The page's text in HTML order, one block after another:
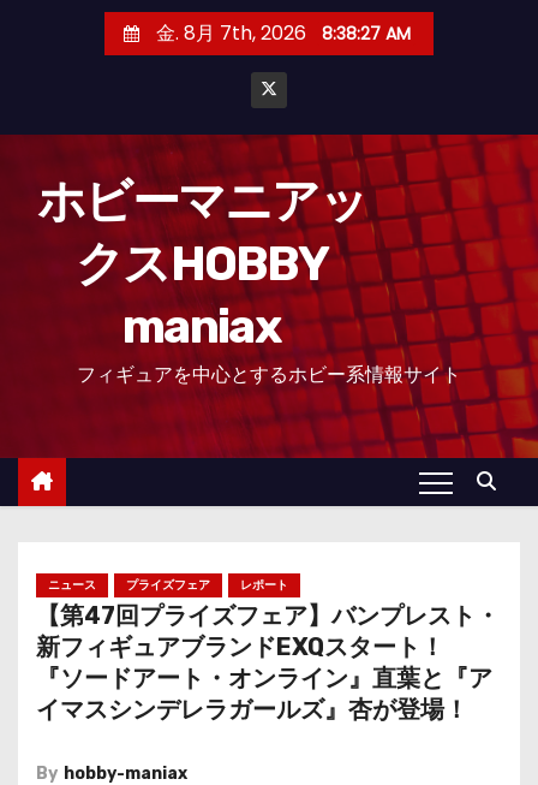
金. 8月 7th, 2026 8:38:28 AM
ホビーマニアッ
クスHOBBY
maniax
フィギュアを中心とするホビー系情報サイト
ニュース プライズフェア レポート
【第47回プライズフェア】バンプレスト・
新フィギュアブランドEXQスタート！
『ソードアート・オンライン』直葉と『ア
イマスシンデレラガールズ』杏が登場！
By hobby-maniax